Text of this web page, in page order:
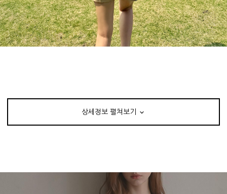
상세정보 펼쳐보기